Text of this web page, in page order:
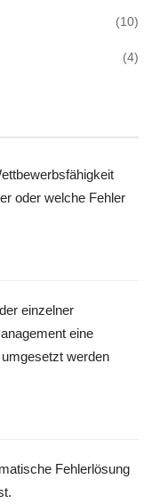
(10)
(4)
oder welche Fehler
einzelner
eine
werden
Fehlerlösung